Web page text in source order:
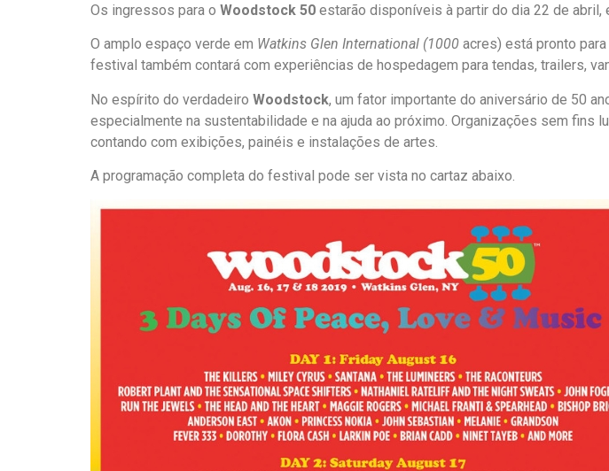
Os ingressos para o Woodstock 50 estarão disponíveis à partir do dia 22 de
O amplo espaço verde em Watkins Glen International (1000 acres) está pronto
festival também contará com experiências de hospedagem para tendas, trailers,
No espírito do verdadeiro Woodstock, um fator importante do aniversário de 50
especialmente na sustentabilidade e na ajuda ao próximo. Organizações sem fins
contando com exibições, painéis e instalações de artes.
A programação completa do festival pode ser vista no cartaz abaixo.